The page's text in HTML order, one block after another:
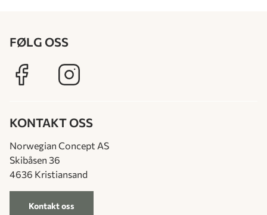
FØLG OSS
KONTAKT OSS
Norwegian Concept AS
Skibåsen 36
4636 Kristiansand
Kontakt oss